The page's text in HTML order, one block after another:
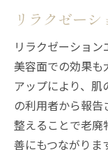
エステ
リラク
エステ
自分に
エステ
自分に合う
エステ
リラクゼー
リラクゼーショ
美容面での効果も
アップにより、肌
の利用者から報
整えることで老
善にもつながりま